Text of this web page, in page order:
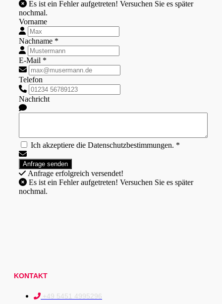
nochmal.
Vorname
Nachname *
E-Mail *
Telefon
Nachricht
Ich akzeptiere die Datenschutzbestimmungen. *
Anfrage erfolgreich versendet!
nochmal.
KONTAKT
+49 5451 4995296